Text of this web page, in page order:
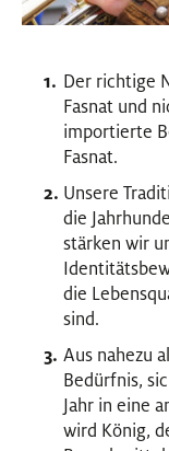
Der richtige
Fasnat und
importierte
Fasnat.
Unsere
die
stärken wir
die
sind.
Aus nahezu
Bedürfnis,
Jahr in eine
wird König,